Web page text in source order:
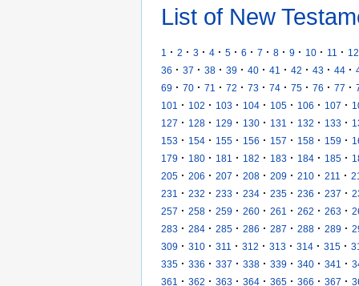
List of New
1 · 2 · 3 · 4 · 5 · 6 · 7 · 8 · 9 · 10 · 11 · 12
36 · 37 · 38 · 39 · 40 · 41 · 42 · 43 · 44 ·
69 · 70 · 71 · 72 · 73 · 74 · 75 · 76 · 77 ·
101
· 102 · 103 · 104 · 105 · 106 · 107 ·
127 · 128 · 129 · 130 · 131 · 132 · 133 ·
153 · 154 · 155 · 156 · 157 · 158 · 159 ·
179 · 180 · 181 · 182 · 183 · 184 · 185 ·
205 · 206 · 207 · 208 · 209 · 210 · 211 ·
231
· 232 · 233 · 234 · 235 · 236 · 237 ·
257 · 258 · 259 · 260 · 261 · 262 · 263 ·
283 · 284 · 285 · 286 · 287 · 288 · 289 ·
309 · 310 · 311 · 312 · 313 · 314 · 315 ·
335 · 336 · 337 · 338 · 339 · 340 · 341 ·
361
· 362 · 363 · 364 · 365 · 366 · 367 ·